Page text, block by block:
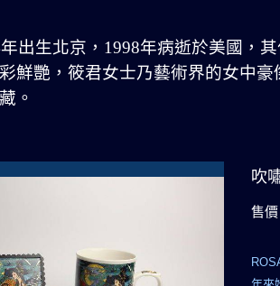
年出生北京， 1998年病逝於美國，
鮮艷，筱君女士乃藝術界的女中
。
吹
售